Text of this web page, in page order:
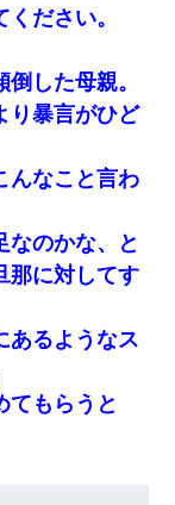
ださい。
した母親。
り暴言がひど
んなこと言わ
なのかな、と
那に対してす
あるようなス
てもらうと